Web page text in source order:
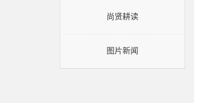
尚贤耕读
图片新闻